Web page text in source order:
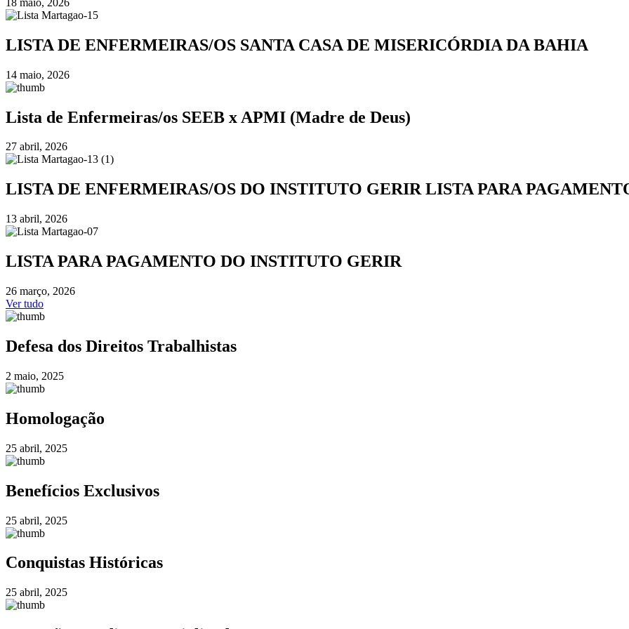
LISTA DE ENFERMEIRAS/OS SANTA CASA DE MISERICÓRDIA DA BAHIA
14 maio, 2026
Lista de Enfermeiras/os SEEB x APMI (Madre de Deus)
27 abril, 2026
LISTA DE ENFERMEIRAS/OS DO INSTITUTO GERIR LISTA PARA
13 abril, 2026
LISTA PARA PAGAMENTO DO INSTITUTO GERIR
26 março, 2026
Ver tudo
Defesa dos Direitos Trabalhistas
2 maio, 2025
Homologação
25 abril, 2025
Benefícios Exclusivos
25 abril, 2025
Conquistas Históricas
25 abril, 2025